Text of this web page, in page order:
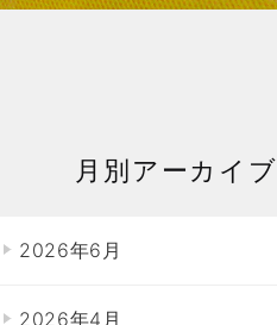
月別アーカイブ
2026年6月
2026年4月